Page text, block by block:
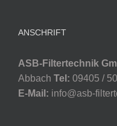
ANSCHRIFT
ASB-Filtertechnik
Abbach Tel: 09405 /
E-Mail: info@asb-